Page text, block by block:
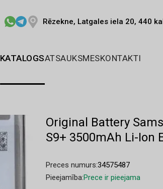
Rēzekne, Latgales iela 20, 440
KATALOGSATSAUKSMESKONTAKTI
Original Battery
S9+ 3500mAh Li-Ion
Preces numurs:34575487
Pieejamība:Prece ir pieejama